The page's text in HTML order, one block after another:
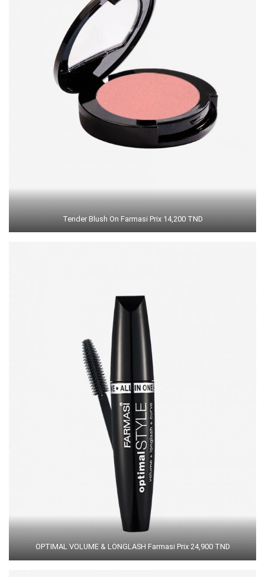
Tender Blush On Farmasi Prix 14,200 TND
OPTIMAL VOLUME & LONGLASH Farmasi Prix 24,900 TND